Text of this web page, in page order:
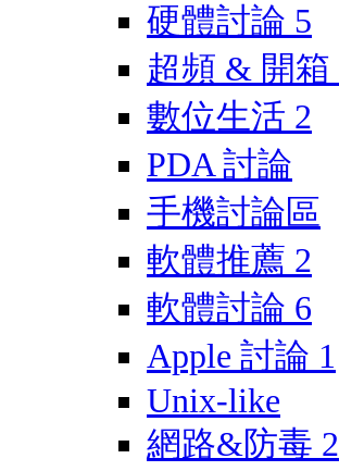
硬體討論 5
超頻 & 開箱
數位生活 2
PDA 討論
手機討論區
軟體推薦 2
軟體討論 6
Apple 討論 1
Unix-like
網路&防毒 2